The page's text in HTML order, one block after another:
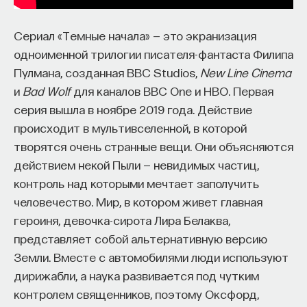
Сериал «Темные начала» — это экранизация
одноименной трилогии писателя-фантаста Филипа
Пулмана, созданная BBC Studios, New Line Cinema
и Bad Wolfдля каналов BBC One и HBO. Первая
серия вышла в ноябре 2019 года. Действие
происходит в мультивселенной, в которой
творятся очень странные вещи. Они объясняются
действием некой Пыли — невидимых частиц,
контроль над которыми мечтает заполучить
человечество. Мир, в котором живет главная
героиня, девочка-сирота Лира Белаква,
представляет собой альтернативную версию
Земли. Вместе с автомобилями люди используют
дирижабли, а наука развивается под чутким
контролем священников, поэтому Оксфорд,
как будет мыслить элита, как будет устроена
экономика и как в целом будет разворачиваться
общество».
Знание нельзя просто передать
«Сама проблема гораздо старше, чем может
показаться. Если преподаватель выдает задание,
просто приносит готовый текст, это лишь делает
старую проблему совсем уж неустранимой.
Но и привычная университетская схема, в которой
преподаватель что-то рассказал, студент что-то
записал, а затем попытался пересказать это
наизусть, тоже почти не оставляет места для